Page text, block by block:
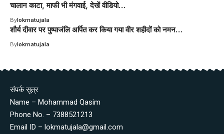
चालान काटा, माफी भी मंगवाई, देखें वीडियो…
Bylokmatujala
शौर्य दीवार पर पुष्पाजंलि अर्पित कर किया गया वीर शहीदों को नमन…
Bylokmatujala
संपर्क सूत्र
Name – Mohammad Qasim
Phone No. – 7388521213
Email ID – lokmatujala@gmail.com